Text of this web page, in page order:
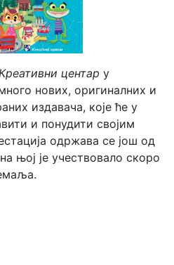
Креативни центар у
нових, оригиналних и
издавача, које ће у
и понудити својим
одржава се још од
њој је учествовало скоро